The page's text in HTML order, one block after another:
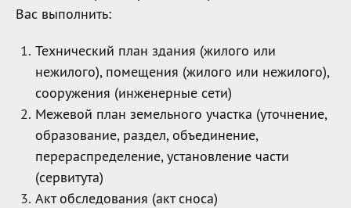
Вас выполнить:
Технический план здания (жилого или
нежилого), помещения (жилого или нежилого),
сооружения (инженерные сети)
Межевой план земельного участка (уточнение,
образование, раздел, объединение,
перераспределение, установление части
(сервитута)
Акт обследования (акт сноса)